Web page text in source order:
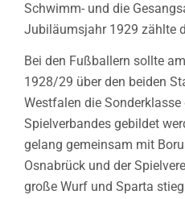
Schwimm- und die
Jubiläumsjahr 1929 zählte
Bei den Fußballern sollte
1928/29 über den beiden
Westfalen die Sonderklasse
Spielverbandes gebildet
gelang gemeinsam mit
Osnabrück und der
große Wurf und Sparta